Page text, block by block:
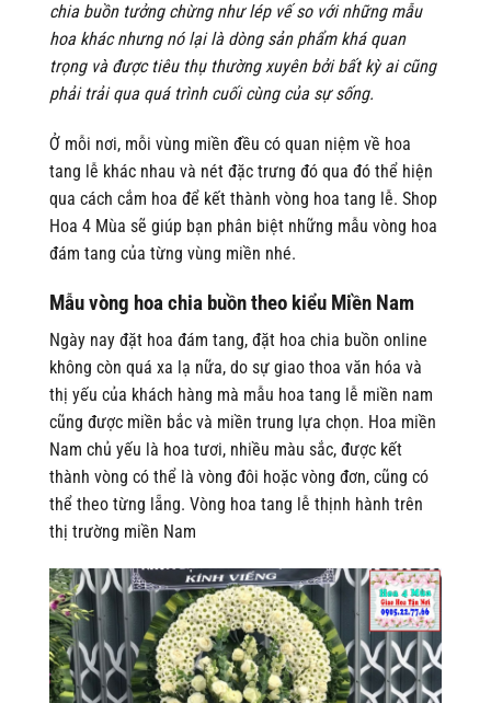
chia buồn tưởng chừng như lép vế so với những mẫu
hoa khác nhưng nó lại là dòng sản phẩm khá quan
trọng và được tiêu thụ thường xuyên bởi bất kỳ ai cũng
phải trải qua quá trình cuối cùng của sự sống.
Ở mỗi nơi, mỗi vùng miền đều có quan niệm về hoa
tang lễ khác nhau và nét đặc trưng đó qua đó thể hiện
qua cách cắm hoa để kết thành vòng hoa tang lễ. Shop
Hoa 4 Mùa sẽ giúp bạn phân biệt những mẫu vòng hoa
đám tang của từng vùng miền nhé.
Mẫu vòng hoa chia buồn theo kiểu Miền Nam
Ngày nay đặt hoa đám tang, đặt hoa chia buồn online
không còn quá xa lạ nữa, do sự giao thoa văn hóa và
thị yếu của khách hàng mà mẫu hoa tang lễ miền nam
cũng được miền bắc và miền trung lựa chọn. Hoa miền
Nam chủ yếu là hoa tươi, nhiều màu sắc, được kết
thành vòng có thể là vòng đôi hoặc vòng đơn, cũng có
thể theo từng lẵng. Vòng hoa tang lễ thịnh hành trên
thị trường miền Nam